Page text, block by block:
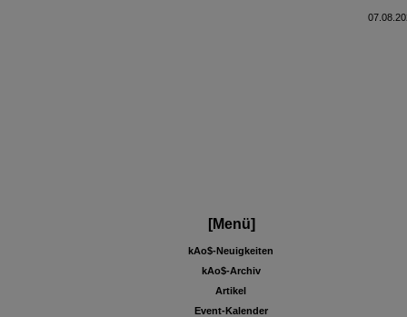
[Menü]
kAo$-Neuigkeiten
kAo$-Archiv
Artikel
Event-Kalender